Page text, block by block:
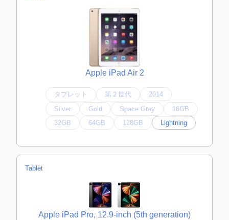
Apple iPad Air 2
タブレット 第２世代
2014
Silver
Gold Space Gray
16GB
32GB
64GB 128GB Lightning
Tablet
Apple iPad Pro, 12.9-inch (5th generation)